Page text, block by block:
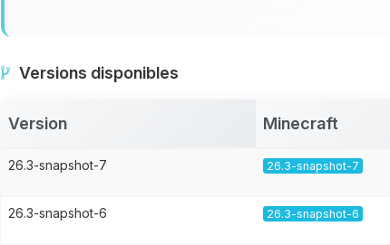
Versions disponibles
Version Minecraft
26.3-snapshot-7 26.3-snapshot-7
26.3-snapshot-6 26.3-snapshot-6